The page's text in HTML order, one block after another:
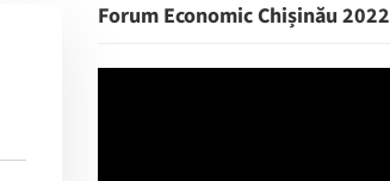
Forum Economic Chișinău 2022